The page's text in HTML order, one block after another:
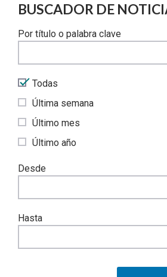
BUSCADOR DE
Por título o palabra clave
Todas
Última semana
Último mes
Último año
Desde
Hasta